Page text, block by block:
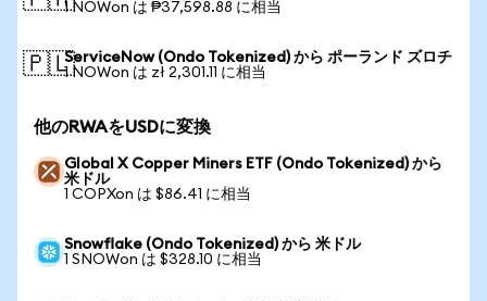
1 NOWon は ₱37,598.88 に相当
🇵🇱ServiceNow (Ondo Tokenized) から ポーランド ズロチ
1 NOWon は zł 2,301.11 に相当
他のRWAをUSDに変換
Global X Copper Miners ETF (Ondo Tokenized) から
米ドル
1 COPXon は $86.41 に相当
Snowflake (Ondo Tokenized) から 米ドル
1 SNOWon は $328.10 に相当